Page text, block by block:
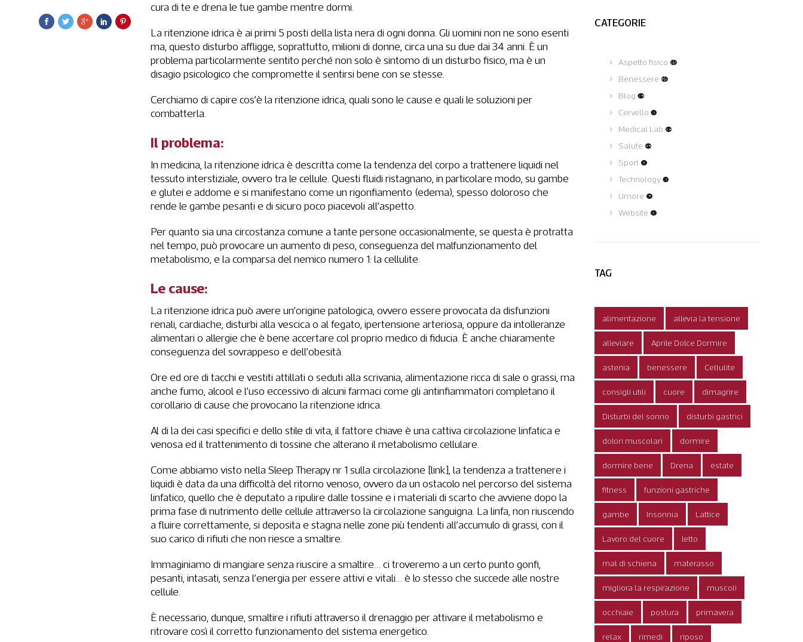
cura di te e drena le tue gambe mentre dormi.
La ritenzione idrica è ai primi 5 posti della lista nera di ogni donna. Gli uomini non ne sono esenti
ma, questo disturbo affligge, soprattutto, milioni di donne, circa una su due dai 34 anni. È un
problema particolarmente sentito perché non solo è sintomo di un disturbo fisico, ma è un
disagio psicologico che compromette il sentirsi bene con se stesse.
Cerchiamo di capire cos’è la ritenzione idrica, quali sono le cause e quali le soluzioni per
combatterla.
Il problema:
In medicina, la ritenzione idrica è descritta come la tendenza del corpo a trattenere liquidi nel
tessuto interstiziale, ovvero tra le cellule. Questi fluidi ristagnano, in particolare modo, su gambe
e glutei e addome e si manifestano come un rigonfiamento (edema), spesso doloroso che
rende le gambe pesanti e di sicuro poco piacevoli all’aspetto.
Per quanto sia una circostanza comune a tante persone occasionalmente, se questa è protratta
nel tempo, può provocare un aumento di peso, conseguenza del malfunzionamento del
metabolismo, e la comparsa del nemico numero 1: la cellulite.
Le cause:
La ritenzione idrica può avere un’origine patologica, ovvero essere provocata da disfunzioni
renali, cardiache, disturbi alla vescica o al fegato, ipertensione arteriosa, oppure da intolleranze
alimentari o allergie che è bene accertare col proprio medico di fiducia. È anche chiaramente
conseguenza del sovrappeso e dell’obesità.
Ore ed ore di tacchi e vestiti attillati o seduti alla scrivania, alimentazione ricca di sale o grassi, ma
anche fumo, alcool e l’uso eccessivo di alcuni farmaci come gli antinfiammatori completano il
corollario di cause che provocano la ritenzione idrica.
Al di la dei casi specifici e dello stile di vita, il fattore chiave è una cattiva circolazione linfatica e
venosa ed il trattenimento di tossine che alterano il metabolismo cellulare.
Come abbiamo visto nella Sleep Therapy nr 1 sulla circolazione [link], la tendenza a trattenere i
liquidi è data da una difficoltà del ritorno venoso, ovvero da un ostacolo nel percorso del sistema
linfatico, quello che è deputato a ripulire dalle tossine e i materiali di scarto che avviene dopo la
prima fase di nutrimento delle cellule attraverso la circolazione sanguigna. La linfa, non riuscendo
a fluire correttamente, si deposita e stagna nelle zone più tendenti all’accumulo di grassi, con il
suo carico di rifiuti che non riesce a smaltire.
Immaginiamo di mangiare senza riuscire a smaltire… ci troveremo a un certo punto gonfi,
pesanti, intasati, senza l’energia per essere attivi e vitali… è lo stesso che succede alle nostre
cellule.
È necessario, dunque, smaltire i rifiuti attraverso il drenaggio per attivare il metabolismo e
ritrovare così il corretto funzionamento del sistema energetico.
CATEGORIE
Aspetto fisico (12)
Benessere (62)
Blog (75)
Cervello (3)
Medical Lab (19)
Salute (45)
Sport(4)
Technology(3)
Umore (5)
Website (1)
TAG
alimentazione allevia la tensione
alleviare Aprile Dolce Dormire
astenia benessere Cellulite
consigli utili cuore dimagrire
Disturbi del sonno disturbi gastrici
dolori muscolari dormire
dormire bene Drena estate
fitness funzioni gastriche
gambe Insonnia Lattice
Lavoro del cuore letto
mal di schiena materasso
migliora la respirazione muscoli
occhiaie postura primavera
relax rimedi riposo